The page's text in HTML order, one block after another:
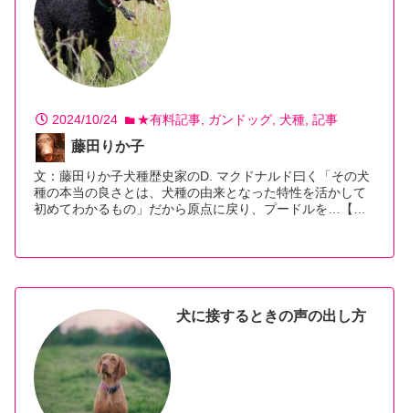
2024/10/24 ★有料記事 ガンドッグ 犬種 記事
藤田りか子
文：藤田りか子犬種歴史家のD. マクドナルド曰く「その犬
種の本当の良さとは、犬種の由来となった特性を活かして
初めてわかるもの」だから原点に戻り、プードルを…【続
犬に接するときの声の出し方